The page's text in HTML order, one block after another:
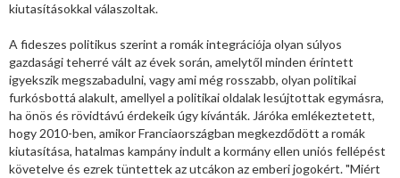
kiutasításokkal válaszoltak.
A fideszes politikus szerint a romák integrációja olyan súlyos
gazdasági teherré vált az évek során, amelytől minden érintett
igyekszik megszabadulni, vagy ami még rosszabb, olyan politikai
furkósbottá alakult, amellyel a politikai oldalak lesújtottak egymásra,
ha önös és rövidtávú érdekeik úgy kívánták. Járóka emlékeztetett,
hogy 2010-ben, amikor Franciaországban megkezdődött a romák
kiutasítása, hatalmas kampány indult a kormány ellen uniós fellépést
követelve és ezrek tüntettek az utcákon az emberi jogokért. "Miért